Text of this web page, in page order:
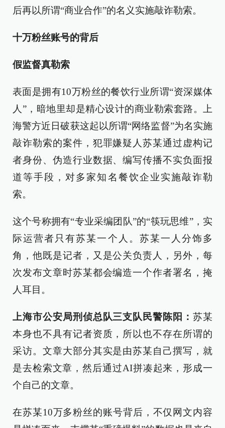
后再以所谓“商业合作”的名义实施敲诈勒索。
十万粉丝账号的背后
假监督真勒索
表面是拥有10万粉丝的餐饮行业所谓“资深媒体
人”，暗地里却是精心设计的商业勒索套路。上
海警方近日破获这起以所谓“网络监督”为名实施
敲诈勒索的案件，犯罪嫌疑人苏某通过虚构记
者身份、伪造行业数据、编写传播不实负面报
道等手段，对多家知名餐饮企业实施敲诈勒
索。
这个号称拥有“专业采编团队”的“筷玩思维”，实
际运营者只有苏某一个人。苏某一人分饰多
角，他既是记者，又是公关负责人，另外，每
次发布文章时苏某都会编造一个作者署名，掩
人耳目。
上海市公安局刑侦总队三支队民警陈阳：苏某
本身也不具有记者资质，所以也不存在所谓的
采访。文章大部分其实是由苏某自己撰写，就
是去检索文章，然后通过AI拼凑起来，形成一
个自己的文章。
在苏某10万多粉丝的账号背后，不仅网文内容